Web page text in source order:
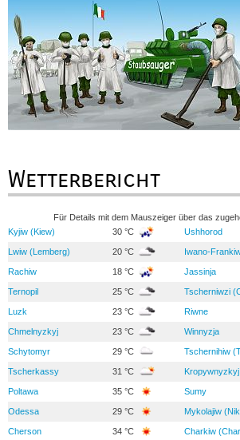
Wetterbericht
Für Details mit dem Mauszeiger über das
Kyjiw (Kiew)
30 °C Ushhorod
Lwiw (Lemberg) 20 °C Iwano-
Rachiw 18 °C Jassinja
Ternopil 25 °C Tscherniwzi
Luzk 23 °C Riwne
Chmelnyzkyj 23 °C Winnyzja
Schytomyr 29 °C Tschernihiw
Tscherkassy 31 °C
Poltawa 35 °C Sumy
Odessa 29 °C Mykolajiw
Cherson 34 °C Charkiw